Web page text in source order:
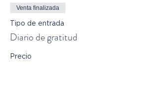
Venta finalizada
Tipo de entrada
Diario de gratitud
Precio